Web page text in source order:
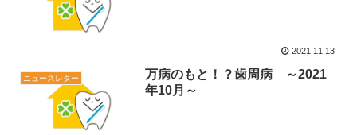
2021.11.13
ニュースレター
万病のもと！？歯周病 ～2021
年10月～